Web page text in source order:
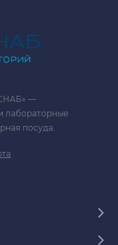
—
лабораторные
посуда.